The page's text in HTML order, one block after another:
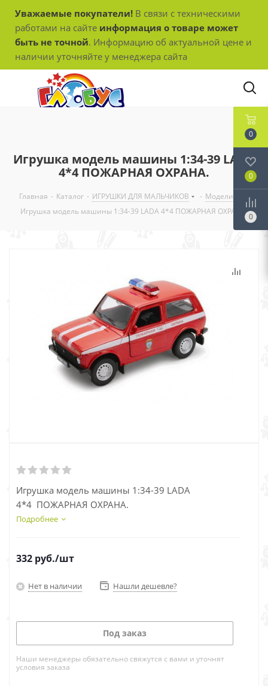
Уважаемые покупатели! В связи с техническими
работами на сайте информация о товаре может
быть не точной. Информацию об актуальной цене и
наличии уточняйте у менеджера сайта
Игрушка модель машины 1:34-39 LADA
4*4 ПОЖАРНАЯ ОХРАНА.
Главная - Каталог - ИГРУШКИ ДЛЯ МАЛЬЧИКОВ - Модели
Игрушка модель машины 1:34-39 LADA 4*4 ПОЖАРНАЯ ОХРАНА.
Игрушка модель машины 1:34-39 LADA
4*4 ПОЖАРНАЯ ОХРАНА.
Подробнее
332 руб./шт
Нет в наличии Нашли дешевле?
Под заказ
Наши менеджеры обязательно свяжутся с вами и уточнят
условия заказа
0
0
0